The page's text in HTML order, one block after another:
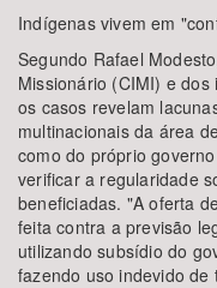
Indígenas vivem em
Segundo Rafael
Missionário (CIMI) e
os casos revelam
multinacionais da área
como do próprio
verificar a regularidade
beneficiadas. "A oferta
feita contra a previsão
utilizando subsídio do
fazendo uso indevido